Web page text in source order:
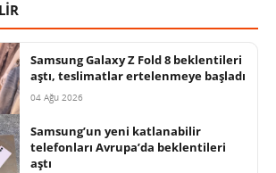
Samsung Galaxy Z Fold 8 beklentileri
aştı, teslimatlar ertelenmeye başladı
04 Ağu 2026
Samsung’un yeni katlanabilir
telefonları Avrupa’da beklentileri
aştı